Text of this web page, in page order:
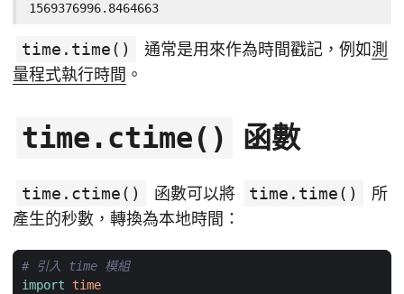
1569376996.8464663
time.time() 通常是用來作為時間戳記，例如測
量程式執行時間 。
time.ctime() 函數
time.ctime() 函數可以將 time.time()
所
產生的秒數，轉換為本地時間：
# 引入 time 模組
import
time